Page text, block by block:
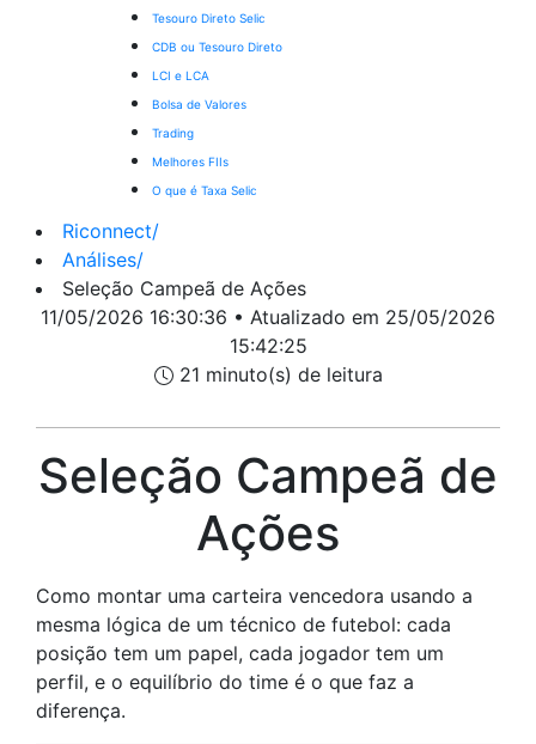
Tesouro Direto Selic
CDB ou Tesouro Direto
LCI e LCA
Bolsa de Valores
Trading
Melhores FIIs
O que é Taxa Selic
Riconnect/
Análises/
Seleção Campeã de Ações
11/05/2026 16:30:36 • Atualizado em 25/05/2026
15:42:25
21 minuto(s) de leitura
Seleção Campeã de
Ações
Como montar uma carteira vencedora usando a
mesma lógica de um técnico de futebol: cada
posição tem um papel, cada jogador tem um
perfil, e o equilíbrio do time é o que faz a
diferença.